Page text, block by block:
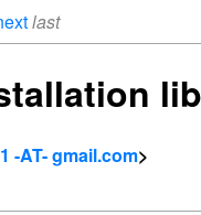
last
-AT- gmail.com>